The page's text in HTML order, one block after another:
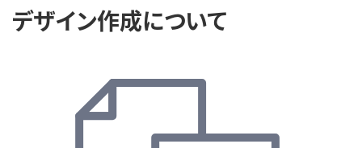
デザイン作成について